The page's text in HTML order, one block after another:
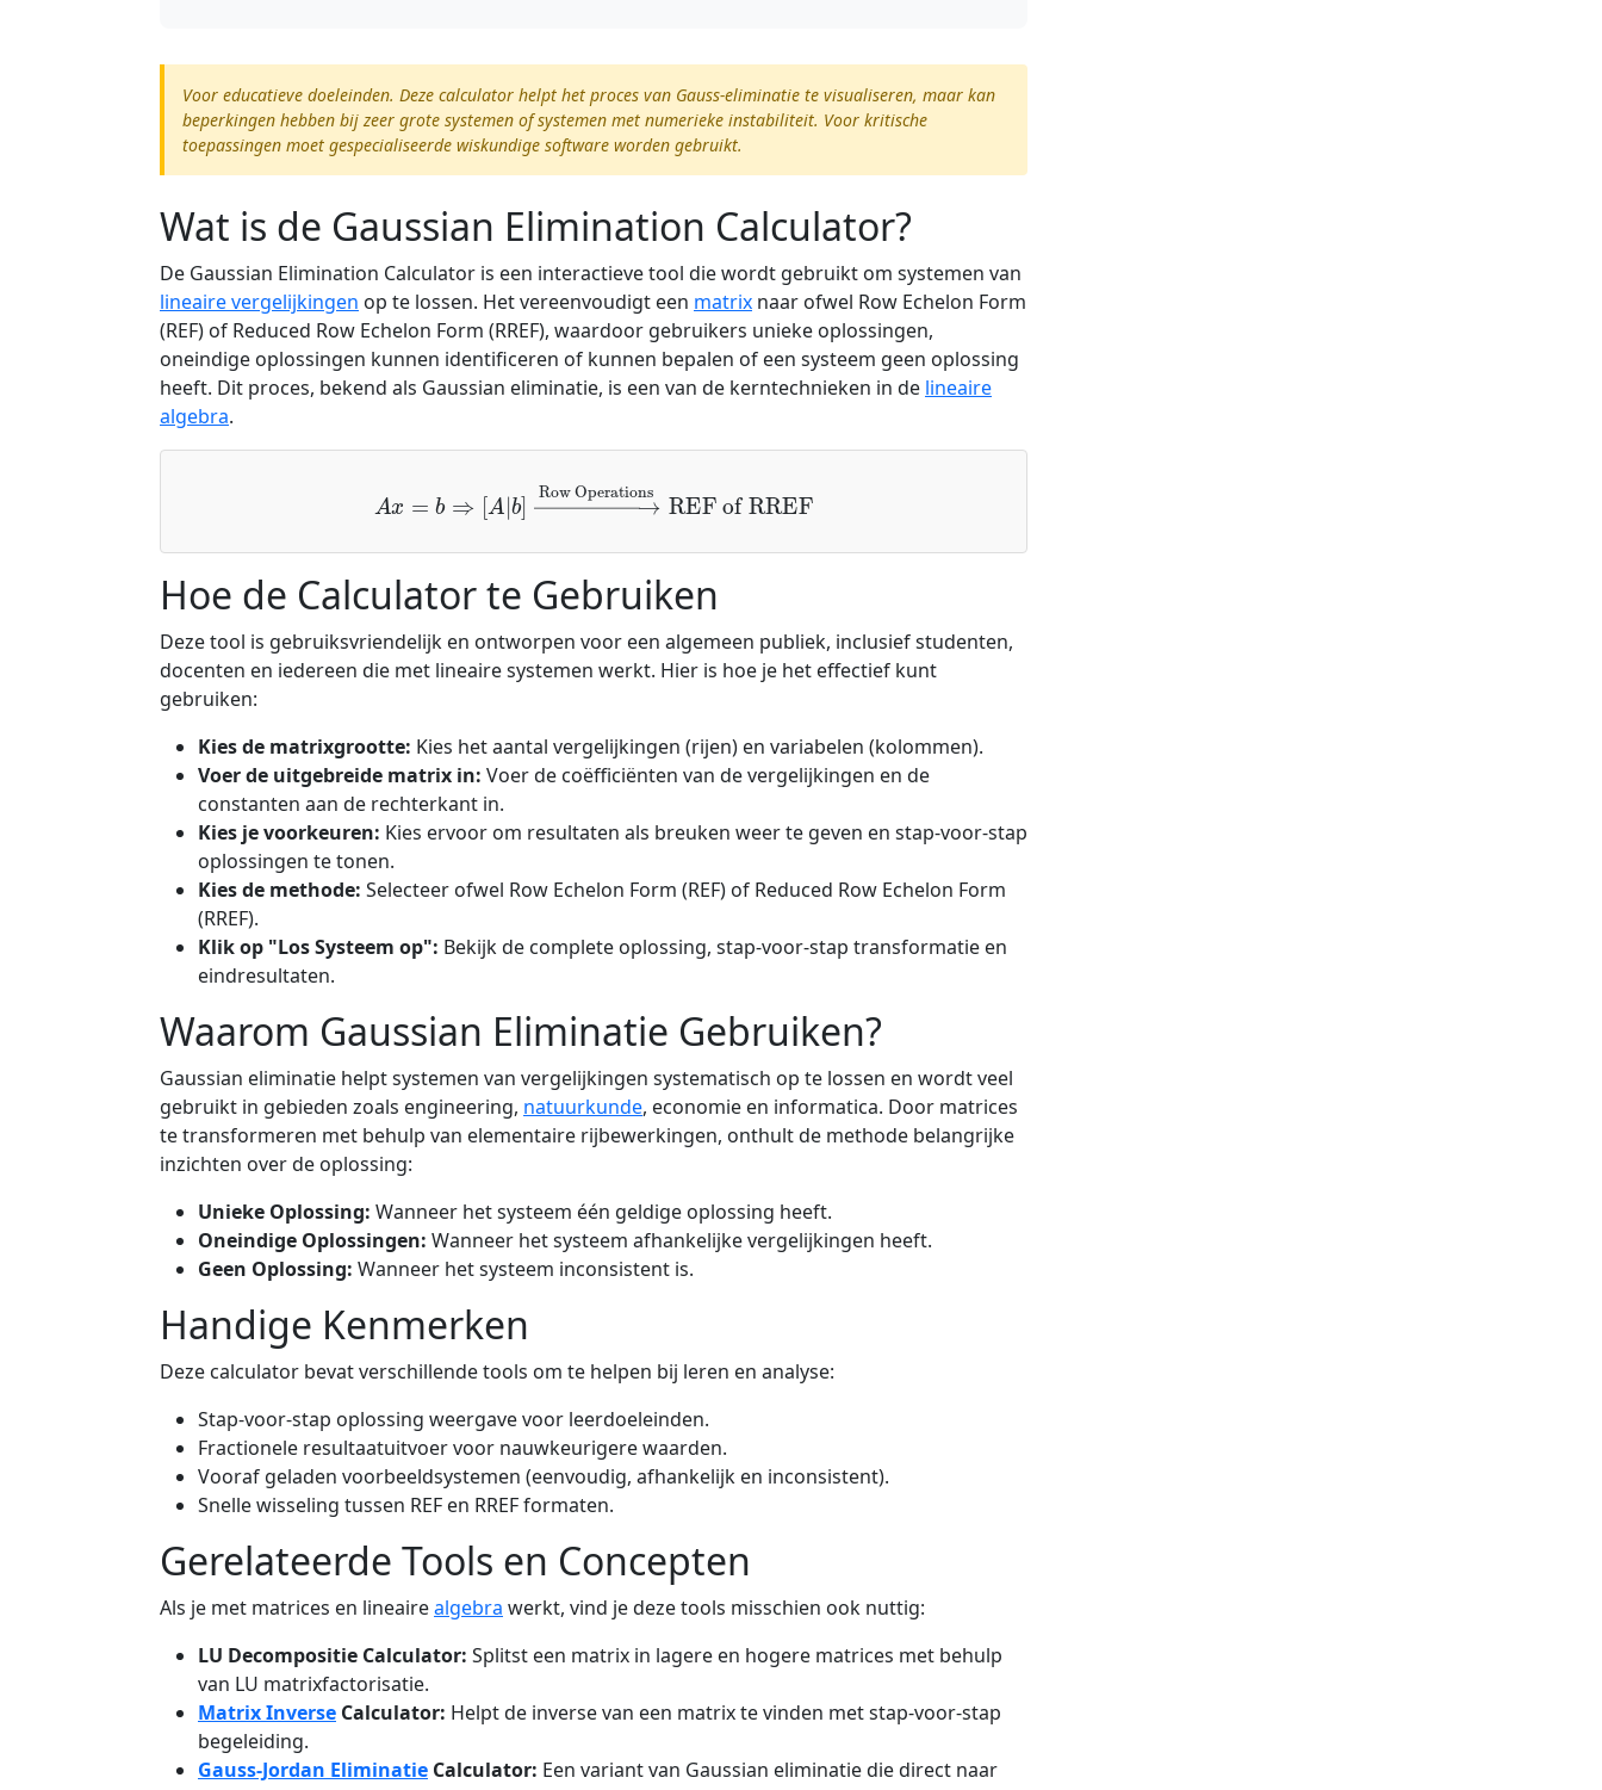
Voor educatieve doeleinden. Deze calculator helpt het proces van Gauss-eliminatie te visualiseren, maar kan
beperkingen hebben bij zeer grote systemen of systemen met numerieke instabiliteit. Voor kritische
toepassingen moet gespecialiseerde wiskundige software worden gebruikt.
Wat is de Gaussian Elimination Calculator?
De Gaussian Elimination Calculator is een interactieve tool die wordt gebruikt om systemen van
lineaire vergelijkingen op te lossen. Het vereenvoudigt een matrix naar ofwel Row Echelon Form
(REF) of Reduced Row Echelon Form (RREF), waardoor gebruikers unieke oplossingen,
oneindige oplossingen kunnen identificeren of kunnen bepalen of een systeem geen oplossing
heeft. Dit proces, bekend als Gaussian eliminatie, is een van de kerntechnieken in de lineaire
algebra.
Row Operations
Hoe de Calculator te Gebruiken
Deze tool is gebruiksvriendelijk en ontworpen voor een algemeen publiek, inclusief studenten,
docenten en iedereen die met lineaire systemen werkt. Hier is hoe je het effectief kunt
gebruiken:
Kies de matrixgrootte: Kies het aantal vergelijkingen (rijen) en variabelen (kolommen).
Voer de uitgebreide matrix in: Voer de coëfficiënten van de vergelijkingen en de
constanten aan de rechterkant in.
Kies je voorkeuren: Kies ervoor om resultaten als breuken weer te geven en stap-voor-stap
oplossingen te tonen.
Kies de methode: Selecteer ofwel Row Echelon Form (REF) of Reduced Row Echelon Form
(RREF).
Klik op "Los Systeem op": Bekijk de complete oplossing, stap-voor-stap transformatie en
eindresultaten.
Waarom Gaussian Eliminatie Gebruiken?
Gaussian eliminatie helpt systemen van vergelijkingen systematisch op te lossen en wordt veel
gebruikt in gebieden zoals engineering, natuurkunde, economie en informatica. Door matrices
te transformeren met behulp van elementaire rijbewerkingen, onthult de methode belangrijke
inzichten over de oplossing:
Unieke Oplossing: Wanneer het systeem één geldige oplossing heeft.
Oneindige Oplossingen: Wanneer het systeem afhankelijke vergelijkingen heeft.
Geen Oplossing: Wanneer het systeem inconsistent is.
Handige Kenmerken
Deze calculator bevat verschillende tools om te helpen bij leren en analyse:
Stap-voor-stap oplossing weergave voor leerdoeleinden.
Fractionele resultaatuitvoer voor nauwkeurigere waarden.
Vooraf geladen voorbeeldsystemen (eenvoudig, afhankelijk en inconsistent).
Snelle wisseling tussen REF en RREF formaten.
Gerelateerde Tools en Concepten
Als je met matrices en lineairealgebra werkt, vind je deze tools misschien ook nuttig:
LU Decompositie Calculator: Splitst een matrix in lagere en hogere matrices met behulp
van LU matrixfactorisatie.
Matrix Inverse Calculator: Helpt de inverse van een matrix te vinden met stap-voor-stap
begeleiding.
Gauss-Jordan Eliminatie Calculator: Een variant van Gaussian eliminatie die direct naar